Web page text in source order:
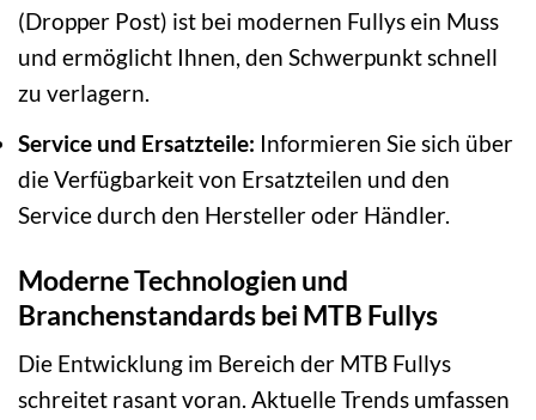
(Dropper Post) ist bei modernen Fullys ein Muss
und ermöglicht Ihnen, den Schwerpunkt schnell
zu verlagern.
Service und Ersatzteile: Informieren Sie sich über
die Verfügbarkeit von Ersatzteilen und den
Service durch den Hersteller oder Händler.
Moderne Technologien und
Branchenstandards bei MTB Fullys
Die Entwicklung im Bereich der MTB Fullys
schreitet rasant voran. Aktuelle Trends umfassen